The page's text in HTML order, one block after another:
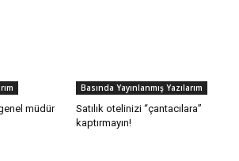
müdür
Basında Yayınlanmış Yazılarım
Satılık otelinizi “çantacılara”
kaptırmayın!